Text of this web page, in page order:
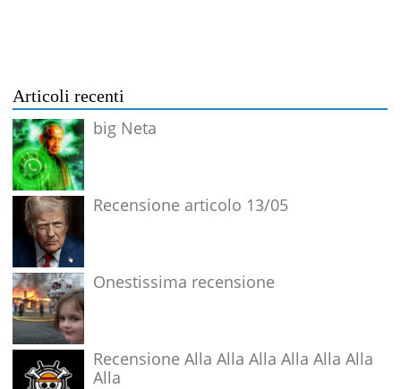
Articoli recenti
big Neta
Recensione articolo 13/05
Onestissima recensione
Recensione Alla Alla Alla Alla Alla Alla
Alla